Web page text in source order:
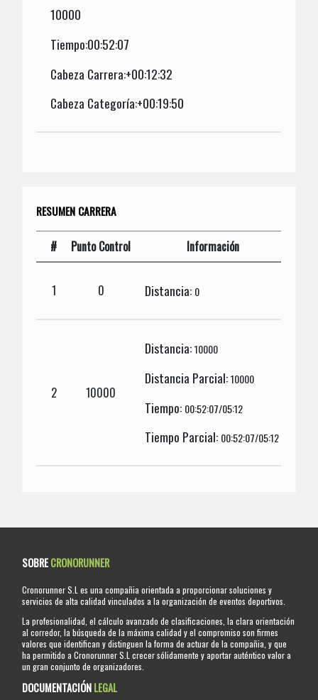
10000
Tiempo:00:52:07
Cabeza Carrera:+00:12:32
Cabeza Categoría:+00:19:50
RESUMEN CARRERA
# Punto Control Información
1 0 Distancia: 0
2 10000
Distancia:10000
Distancia Parcial:10000
Tiempo: 00:52:07/05:12
Tiempo Parcial: 00:52:07/05:12
SOBRECRONORUNNER
Cronorunner S.L es una compañia orientada a proporcionar soluciones y
servicios de alta calidad vinculados a la organización de eventos deportivos.
La profesionalidad, el cálculo avanzado de clasificaciones, la clara orientación
al corredor, la búsqueda de la máxima calidad y el compromiso son firmes
valores que identifican y distinguen la forma de actuar de la compañia, y que
ha permitido a Cronorunner S.L crecer sólidamente y aportar auténtico valor a
un gran conjunto de organizadores.
DOCUMENTACIÓNLEGAL